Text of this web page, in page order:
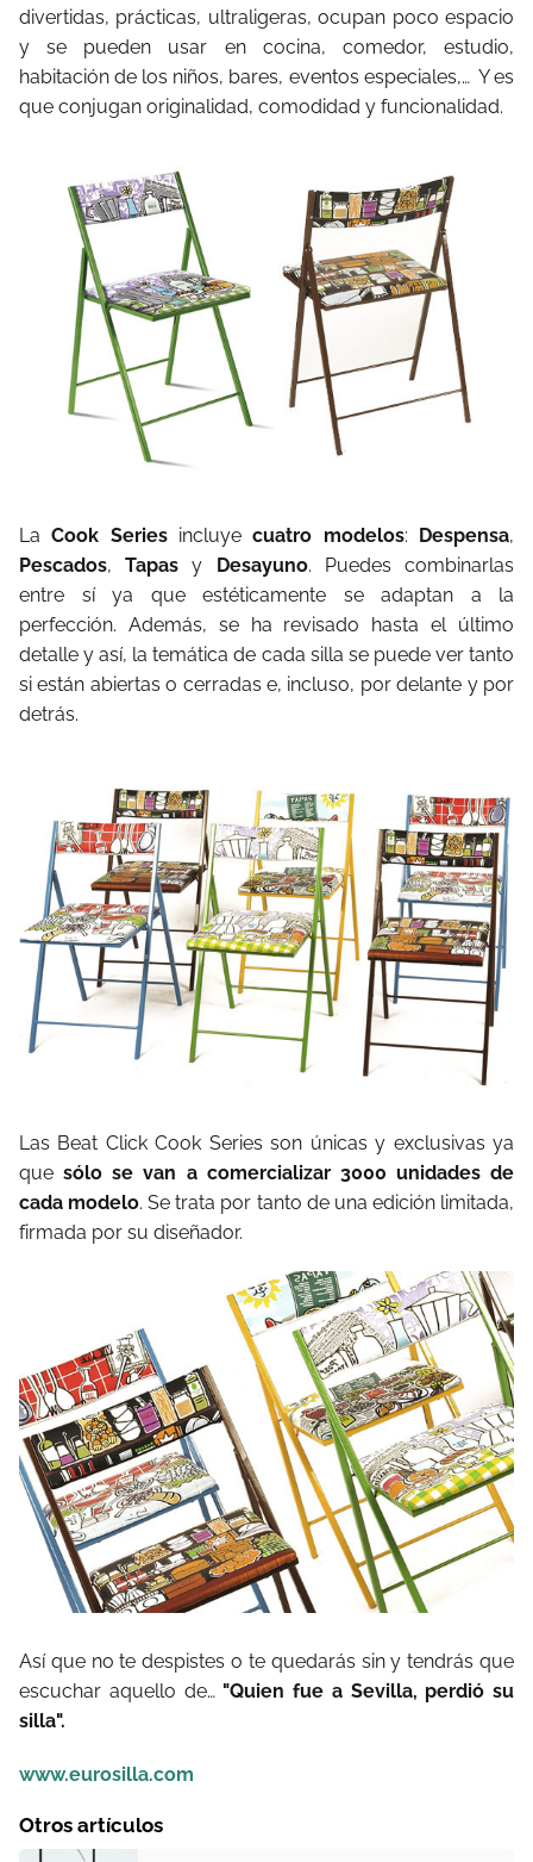
divertidas, prácticas, ultraligeras, ocupan poco espacio
y se pueden usar en cocina, comedor, estudio,
habitación de los niños, bares, eventos especiales,… Y es
que conjugan originalidad, comodidad y funcionalidad.
LaCook Seriesincluyecuatro modelos: Despensa,
Pescados,Tapas y Desayuno. Puedes combinarlas
entre sí ya que estéticamente se adaptan a la
perfección. Además, se ha revisado hasta el último
detalle y así, la temática de cada silla se puede ver tanto
si están abiertas o cerradas e, incluso, por delante y por
detrás.
Las Beat Click Cook Series son únicas y exclusivas ya
quesólo se van a comercializar 3000 unidades de
cada modelo. Se trata por tanto de una edición limitada,
firmada por su diseñador.
Así que no te despistes o te quedarás sin y tendrás que
escuchar aquello de… "Quien fue a Sevilla, perdió su
silla".
www.eurosilla.com
Otros artículos